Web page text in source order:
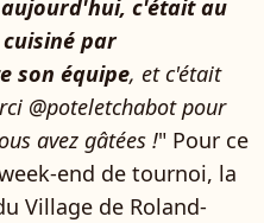
c'était au
par
son équipe, et c'était
@poteletchabot pour
avez gâtées !" Pour ce
end de tournoi, la
Village de Roland-